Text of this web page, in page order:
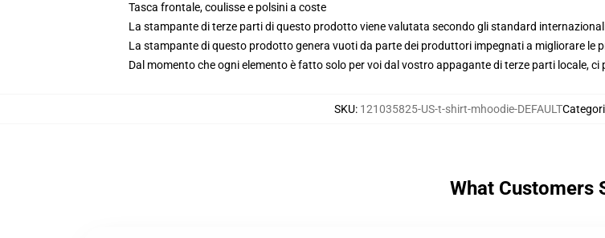
Tasca frontale, coulisse e polsini a coste
La stampante di terze parti di questo prodotto viene valutata secondo gli standard
La stampante di questo prodotto genera vuoti da parte dei produttori impegnati a migliorare le
Dal momento che ogni elemento è fatto solo per voi dal vostro appagante di terze parti locale,
SKU: 121035825-US-t-shirt-mhoodie-DEFAULT
What Customers